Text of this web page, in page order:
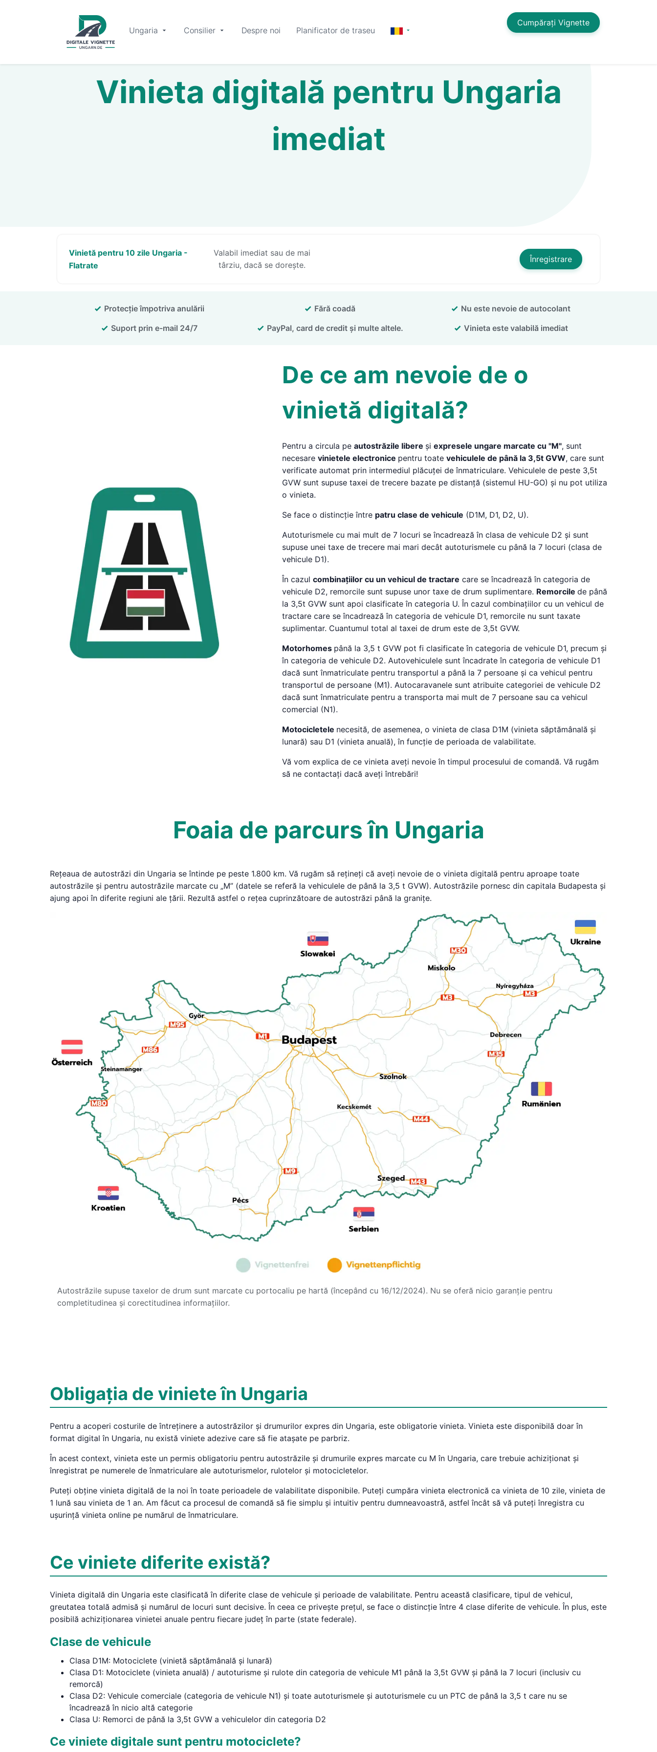
Ungaria
Cumpărați Vignette
Consilier
Despre noi Planificator de traseu
Vinieta digitală pentru Ungaria
imediat
Vinietă pentru 10 zile Ungaria -
Flatrate
Valabil imediat sau de mai
târziu, dacă se dorește.
Înregistrare
Protecție împotriva anulării Fără coadă
Nu este nevoie de autocolant
Suport prin e-mail 24/7
PayPal, card de credit și multe altele. Vinieta este valabilă imediat
De ce am nevoie de o
vinietă digitală?
Pentru a circula pe autostrăzile libere și expresele ungare marcate cu "M", sunt
necesare vinietele electronice pentru toate vehiculele de până la 3,5t GVW, care sunt
verificate automat prin intermediul plăcuței de înmatriculare. Vehiculele de peste 3,5t
GVW sunt supuse taxei de trecere bazate pe distanță (sistemul HU-GO) și nu pot utiliza
o vinieta.
Se face o distincție între patru clase de vehicule (D1M, D1, D2, U).
Autoturismele cu mai mult de 7 locuri se încadrează în clasa de vehicule D2 și sunt
supuse unei taxe de trecere mai mari decât autoturismele cu până la 7 locuri (clasa de
vehicule D1).
În cazul combinațiilor cu un vehicul de tractare care se încadrează în categoria de
vehicule D2, remorcile sunt supuse unor taxe de drum suplimentare. Remorcile de până
la 3,5t GVW sunt apoi clasificate în categoria U. În cazul combinațiilor cu un vehicul de
tractare care se încadrează în categoria de vehicule D1, remorcile nu sunt taxate
suplimentar. Cuantumul total al taxei de drum este de 3,5t GVW.
Motorhomes până la 3,5 t GVW pot fi clasificate în categoria de vehicule D1, precum și
în categoria de vehicule D2. Autovehiculele sunt încadrate în categoria de vehicule D1
dacă sunt înmatriculate pentru transportul a până la 7 persoane și ca vehicul pentru
transportul de persoane (M1). Autocaravanele sunt atribuite categoriei de vehicule D2
dacă sunt înmatriculate pentru a transporta mai mult de 7 persoane sau ca vehicul
comercial (N1).
Motocicletele necesită, de asemenea, o vinieta de clasa D1M (vinieta săptămânală și
lunară) sau D1 (vinieta anuală), în funcție de perioada de valabilitate.
Vă vom explica de ce vinieta aveți nevoie în timpul procesului de comandă. Vă rugăm
să ne contactați dacă aveți întrebări!
Foaia de parcurs în Ungaria
Rețeaua de autostrăzi din Ungaria se întinde pe peste 1.800 km. Vă rugăm să rețineți că aveți nevoie de o vinieta digitală pentru aproape toate
autostrăzile și pentru autostrăzile marcate cu „M” (datele se referă la vehiculele de până la 3,5 t GVW). Autostrăzile pornesc din capitala Budapesta și
ajung apoi în diferite regiuni ale țării. Rezultă astfel o rețea cuprinzătoare de autostrăzi până la granițe.
Autostrăzile supuse taxelor de drum sunt marcate cu portocaliu pe hartă (începând cu 16/12/2024). Nu se oferă nicio garanție pentru
completitudinea și corectitudinea informațiilor.
Obligația de viniete în Ungaria
Pentru a acoperi costurile de întreținere a autostrăzilor și drumurilor expres din Ungaria, este obligatorie vinieta. Vinieta este disponibilă doar în
format digital în Ungaria, nu există viniete adezive care să fie atașate pe parbriz.
În acest context, vinieta este un permis obligatoriu pentru autostrăzile și drumurile expres marcate cu M în Ungaria, care trebuie achiziționat și
înregistrat pe numerele de înmatriculare ale autoturismelor, rulotelor și motocicletelor.
Puteți obține vinieta digitală de la noi în toate perioadele de valabilitate disponibile. Puteți cumpăra vinieta electronică ca vinieta de 10 zile, vinieta de
1 lună sau vinieta de 1 an. Am făcut ca procesul de comandă să fie simplu și intuitiv pentru dumneavoastră, astfel încât să vă puteți înregistra cu
ușurință vinieta online pe numărul de înmatriculare.
Ce viniete diferite există?
Vinieta digitală din Ungaria este clasificată în diferite clase de vehicule și perioade de valabilitate. Pentru această clasificare, tipul de vehicul,
greutatea totală admisă și numărul de locuri sunt decisive. În ceea ce privește prețul, se face o distincție între 4 clase diferite de vehicule. În plus, este
posibilă achiziționarea vinietei anuale pentru fiecare județ în parte (state federale).
Clase de vehicule
Clasa D1M: Motociclete (vinietă săptămânală și lunară)
Clasa D1: Motociclete (vinieta anuală) / autoturisme și rulote din categoria de vehicule M1 până la 3,5t GVW și până la 7 locuri (inclusiv cu
remorcă)
Clasa D2: Vehicule comerciale (categoria de vehicule N1) și toate autoturismele și autoturismele cu un PTC de până la 3,5 t care nu se
încadrează în nicio altă categorie
Clasa U: Remorci de până la 3,5t GVW a vehiculelor din categoria D2
Ce viniete digitale sunt pentru motociclete?